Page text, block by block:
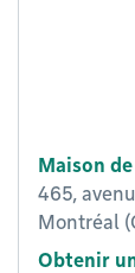
Maison
465,
Montréal
Obtenir